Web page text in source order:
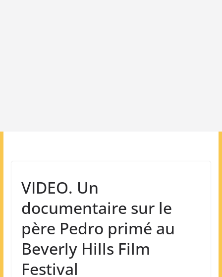
VIDEO. Un
documentaire sur le
père Pedro primé au
Beverly Hills Film
Festival